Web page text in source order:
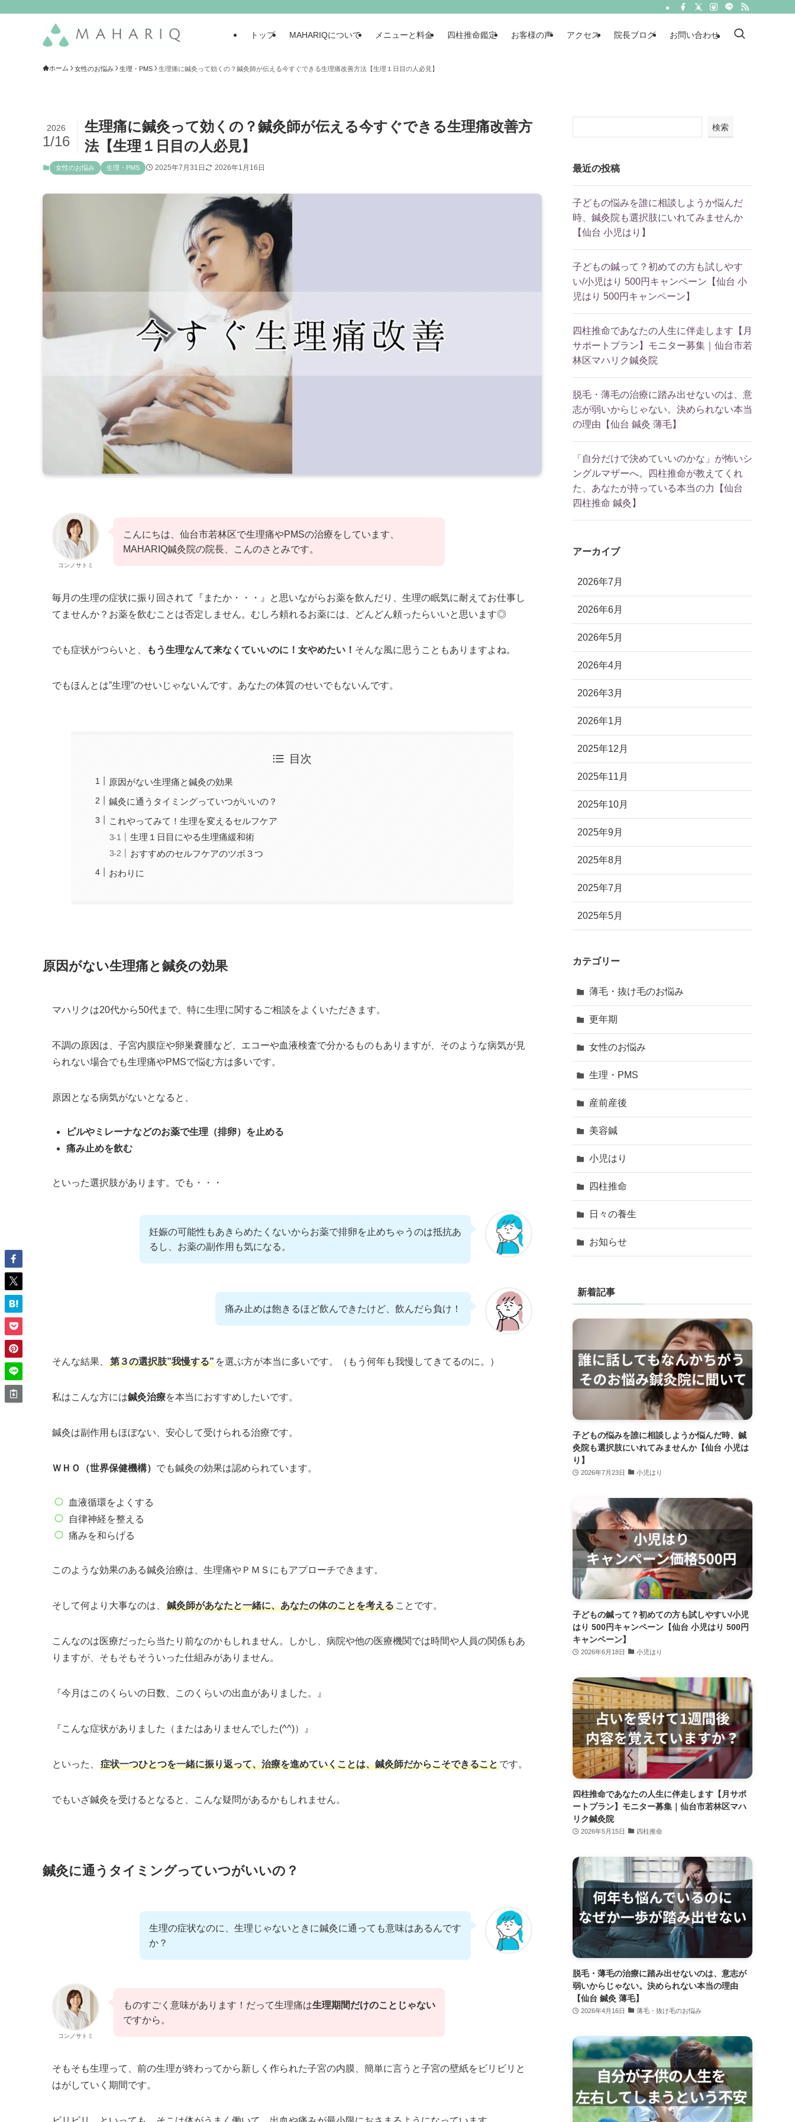
トップ MAHARIQについて メニューと料金 四柱推命鑑定 お客様の声 アクセス 院長ブログ お問い合わせ
ホーム 女性のお悩み 生理・PMS 生理痛に鍼灸って効くの？鍼灸師が伝える今すぐできる生理痛改善方法【生理１日目の人必見】
生理痛に鍼灸って効くの？鍼灸師が伝える今すぐできる生理痛改善方
法【生理１日目の人必見】
2026
1/16
女性のお悩み 生理・PMS 2025年7月31日 2026年1月16日
コンノサトミ
こんにちは、仙台市若林区で生理痛やPMSの治療をしています、
MAHARIQ鍼灸院の院長、こんのさとみです。
毎月の生理の症状に振り回されて『またか・・・』と思いながらお薬を飲んだり、生理の眠気に耐えてお仕事し
てませんか？お薬を飲むことは否定しません。むしろ頼れるお薬には、どんどん頼ったらいいと思います◎
でも症状がつらいと、 もう生理なんて来なくていいのに！女やめたい！ そんな風に思うこともありますよね。
でもほんとは”生理”のせいじゃないんです。あなたの体質のせいでもないんです。
目次
原因がない生理痛と鍼灸の効果
鍼灸に通うタイミングっていつがいいの？
これやってみて！生理を変えるセルフケア
生理１日目にやる生理痛緩和術
おすすめのセルフケアのツボ３つ
おわりに
原因がない生理痛と鍼灸の効果
マハリクは20代から50代まで、特に生理に関するご相談をよくいただきます。
不調の原因は、子宮内膜症や卵巣嚢腫など、エコーや血液検査で分かるものもありますが、そのような病気が見
られない場合でも生理痛やPMSで悩む方は多いです。
原因となる病気がないとなると、
ピルやミレーナなどのお薬で生理（排卵）を止める
痛み止めを飲む
といった選択肢があります。でも・・・
妊娠の可能性もあきらめたくないからお薬で排卵を止めちゃうのは抵抗あ
るし、お薬の副作用も気になる。
痛み止めは飽きるほど飲んできたけど、飲んだら負け！
そんな結果、 第３の選択肢”我慢する” を選ぶ方が本当に多いです。（もう何年も我慢してきてるのに。）
私はこんな方には鍼灸治療を本当におすすめしたいです。
鍼灸は副作用もほぼない、安心して受けられる治療です。
ＷＨＯ（世界保健機構） でも鍼灸の効果は認められています。
血液循環をよくする
自律神経を整える
痛みを和らげる
このような効果のある鍼灸治療は、生理痛やＰＭＳにもアプローチできます。
そして何より大事なのは、 鍼灸師があなたと一緒に、あなたの体のことを考える ことです。
こんなのは医療だったら当たり前なのかもしれません。しかし、病院や他の医療機関では時間や人員の関係もあ
りますが、そもそもそういった仕組みがありません。
『今月はこのくらいの日数、このくらいの出血がありました。』
『こんな症状がありました（またはありませんでした(^^)）』
といった、 症状一つひとつを一緒に振り返って、治療を進めていくことは、鍼灸師だからこそできることです。
でもいざ鍼灸を受けるとなると、こんな疑問があるかもしれません。
鍼灸に通うタイミングっていつがいいの？
生理の症状なのに、生理じゃないときに鍼灸に通っても意味はあるんです
か？
コンノサトミ
ものすごく意味があります！だって生理痛は生理期間だけのことじゃない
ですから。
そもそも生理って、前の生理が終わってから新しく作られた子宮の内膜、簡単に言うと子宮の壁紙をビリビリと
はがしていく期間です。
検索
最近の投稿
子どもの悩みを誰に相談しようか悩んだ
時、鍼灸院も選択肢にいれてみませんか
【仙台 小児はり】
子どもの鍼って？初めての方も試しやす
い/小児はり 500円キャンペーン【仙台 小
児はり 500円キャンペーン】
四柱推命であなたの人生に伴走します【月
サポートプラン】モニター募集｜仙台市若
林区マハリク鍼灸院
脱毛・薄毛の治療に踏み出せないのは、意
志が弱いからじゃない。決められない本当
の理由【仙台 鍼灸 薄毛】
「自分だけで決めていいのかな」が怖いシ
ングルマザーへ。四柱推命が教えてくれ
た、あなたが持っている本当の力【仙台
四柱推命 鍼灸】
アーカイブ
2026年7月
2026年6月
2026年5月
2026年4月
2026年3月
2026年1月
2025年12月
2025年11月
2025年10月
2025年9月
2025年8月
2025年7月
2025年5月
カテゴリー
薄毛・抜け毛のお悩み
更年期
女性のお悩み
生理・PMS
産前産後
美容鍼
小児はり
四柱推命
日々の養生
お知らせ
新着記事
子どもの悩みを誰に相談しようか悩んだ時、鍼
灸院も選択肢にいれてみませんか【仙台 小児は
り】
2026年7月23日 小児はり
子どもの鍼って？初めての方も試しやすい/小児
はり 500円キャンペーン【仙台 小児はり 500円
キャンペーン】
2026年6月18日 小児はり
四柱推命であなたの人生に伴走します【月サポ
ートプラン】モニター募集｜仙台市若林区マハ
リク鍼灸院
2026年5月15日 四柱推命
脱毛・薄毛の治療に踏み出せないのは、意志が
弱いからじゃない。決められない本当の理由
【仙台 鍼灸 薄毛】
2026年4月16日 薄毛・抜け毛のお悩み